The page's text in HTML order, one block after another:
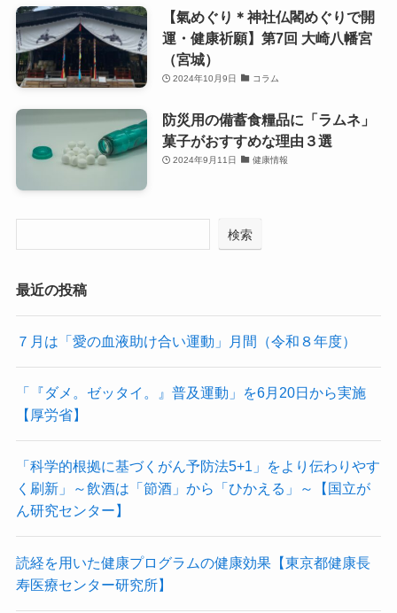
【氣めぐり＊神社仏閣めぐりで開
運・健康祈願】第7回 大崎八幡宮
（宮城）
2024年10月9日 コラム
防災用の備蓄食糧品に「ラムネ」
菓子がおすすめな理由３選
2024年9月11日 健康情報
検索
最近の投稿
７月は「愛の血液助け合い運動」月間（令和８年度）
「『ダメ。ゼッタイ。』普及運動」を6月20日から実施
【厚労省】
「科学的根拠に基づくがん予防法5+1」をより伝わりやす
く刷新」～飲酒は「節酒」から「ひかえる」～【国立が
ん研究センター】
読経を用いた健康プログラムの健康効果【東京都健康長
寿医療センター研究所】